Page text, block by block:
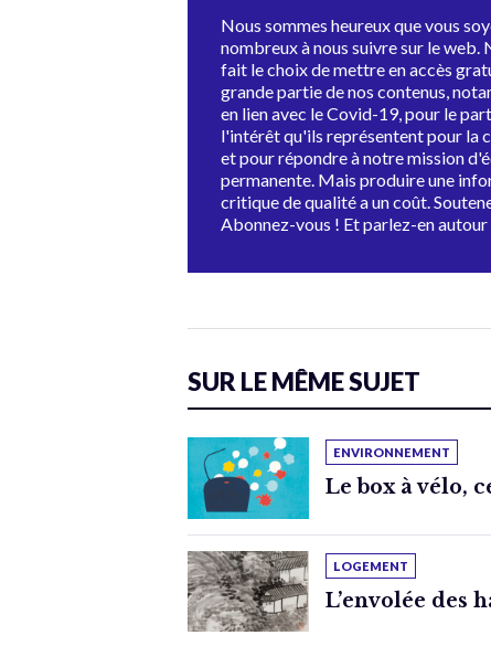
Nous sommes heureux que vous
nombreux à nous suivre sur le web.
fait le choix de mettre en accès
grande partie de nos contenus,
en lien avec le Covid-19, pour le
l'intérêt qu'ils représentent pour la
et pour répondre à notre mission
permanente. Mais produire une
critique de qualité a un coût.
Abonnez-vous ! Et parlez-en autour
SUR LE MÊME SUJET
ENVIRONNEMENT
Le box à vélo,
LOGEMENT
L’envolée des